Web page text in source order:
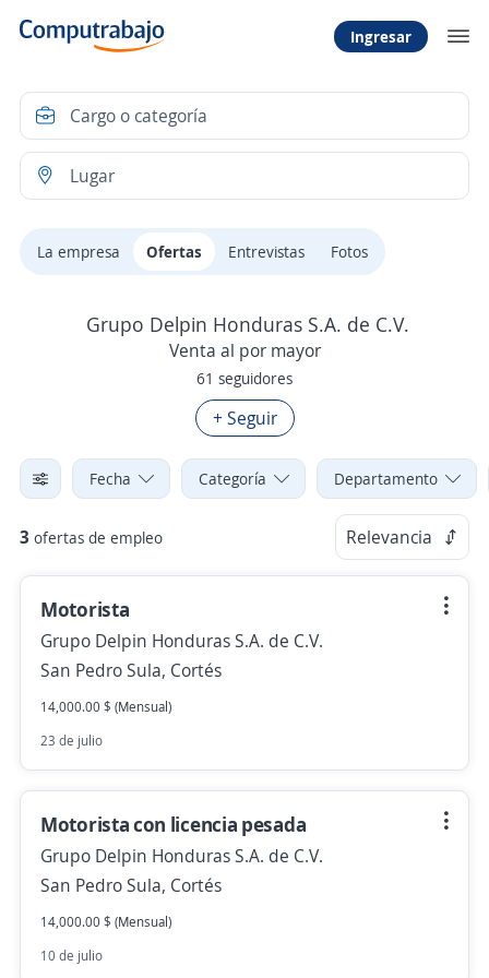
Ingresar
La empresa Ofertas Entrevistas Fotos
Grupo Delpin Honduras S.A. de C.V.
Venta al por mayor
61 seguidores
+ Seguir
Fecha Categoría Departamento
3 ofertas de empleo Relevancia
Motorista
Grupo Delpin Honduras S.A. de C.V.
San Pedro Sula, Cortés
14,000.00 $ (Mensual)
23 de julio
Motorista con licencia pesada
Grupo Delpin Honduras S.A. de C.V.
San Pedro Sula, Cortés
14,000.00 $ (Mensual)
10 de julio